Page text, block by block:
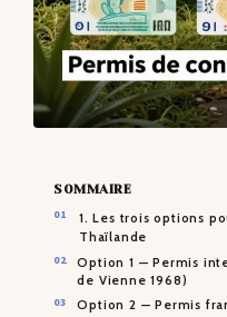
SOMMAIRE
1. Les trois options
Thaïlande
Option 1 — Permis
de Vienne 1968)
Option 2 — Permis